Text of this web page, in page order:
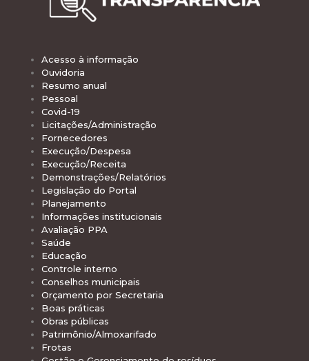
Acesso à informação
Ouvidoria
Resumo anual
Pessoal
Covid-19
Licitações/Administração
Fornecedores
Execução/Despesa
Execução/Receita
Demonstrações/Relatórios
Legislação do Portal
Planejamento
Informações institucionais
Avaliação PPA
Saúde
Educação
Controle interno
Conselhos municipais
Orçamento por Secretaria
Boas práticas
Obras públicas
Patrimônio/Almoxarifado
Frotas